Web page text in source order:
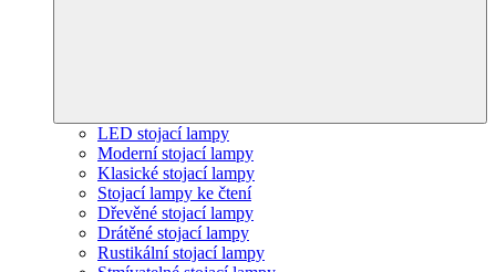
LED stojací lampy
Moderní stojací lampy
Klasické stojací lampy
Stojací lampy ke čtení
Dřevěné stojací lampy
Drátěné stojací lampy
Rustikální stojací lampy